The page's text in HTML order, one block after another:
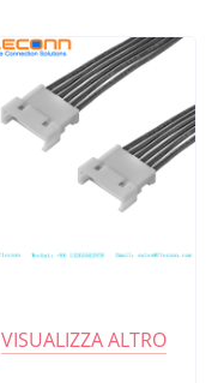
VISUALIZZA ALTRO